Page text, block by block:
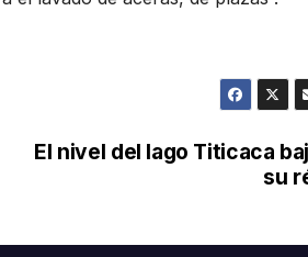
El nivel del lago Titicaca
su